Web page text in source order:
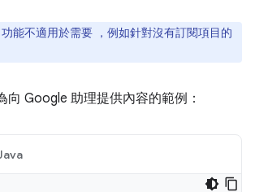
能不適用於需要 ，例如針對沒有訂閱項目的
向 Google 助理提供內容的範例：